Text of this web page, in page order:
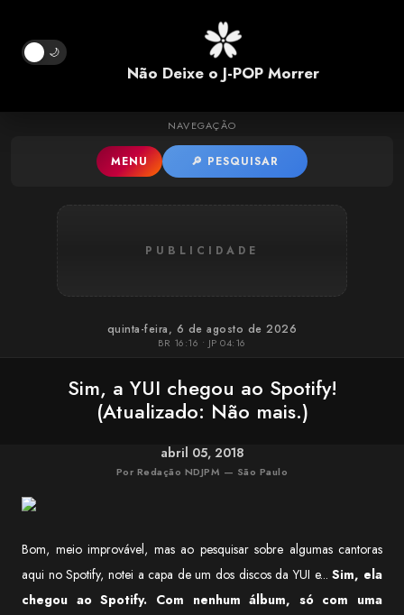
Pular para o conteúdo principal
🌙
Não Deixe o J-POP Morrer
NAVEGAÇÃO
MENU 🔎 PESQUISAR
PUBLICIDADE
quinta-feira, 6 de agosto de 2026
BR 16:16 • JP 04:16
Sim, a YUI chegou ao Spotify!
(Atualizado: Não mais.)
abril 05, 2018
Por Redação NDJPM — São Paulo
Bom, meio improvável, mas ao pesquisar sobre algumas cantoras
aqui no Spotify, notei a capa de um dos discos da YUI e...Sim, ela
chegou ao Spotify. Com nenhum álbum, só com uma